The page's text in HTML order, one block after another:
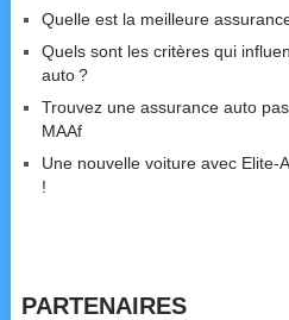
Quelle est la meilleure
Quels sont les critères qui
auto ?
Trouvez une assurance auto
MAAf
Une nouvelle voiture avec Elite-
!
PARTENAIRES